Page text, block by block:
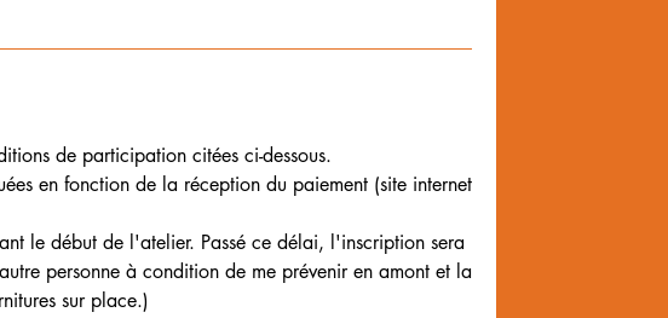
de participation citées ci-dessous.
en fonction de la réception du paiement (site internet
le début de l'atelier. Passé ce délai, l'inscription sera
personne à condition de me prévenir en amont et la
sur place.)